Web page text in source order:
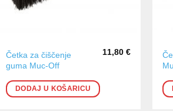
Četka za čiščenje
guma Muc-Off
11,80€
DODAJ U KOŠARICU